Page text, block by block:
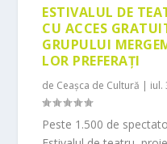
ESTIVALUL DE
CU ACCES
GRUPULUI
LOR PREFERAȚI
de Ceașca de Cultură | iul.
Peste 1.500 de